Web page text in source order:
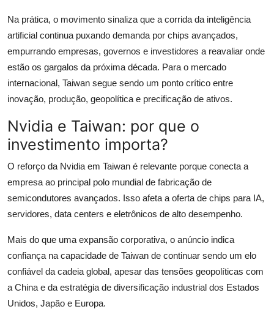
Na prática, o movimento sinaliza que a corrida da inteligência
artificial continua puxando demanda por chips avançados,
empurrando empresas, governos e investidores a reavaliar onde
estão os gargalos da próxima década. Para o mercado
internacional, Taiwan segue sendo um ponto crítico entre
inovação, produção, geopolítica e precificação de ativos.
Nvidia e Taiwan: por que o
investimento importa?
O reforço da Nvidia em Taiwan é relevante porque conecta a
empresa ao principal polo mundial de fabricação de
semicondutores avançados. Isso afeta a oferta de chips para IA,
servidores, data centers e eletrônicos de alto desempenho.
Mais do que uma expansão corporativa, o anúncio indica
confiança na capacidade de Taiwan de continuar sendo um elo
confiável da cadeia global, apesar das tensões geopolíticas com
a China e da estratégia de diversificação industrial dos Estados
Unidos, Japão e Europa.